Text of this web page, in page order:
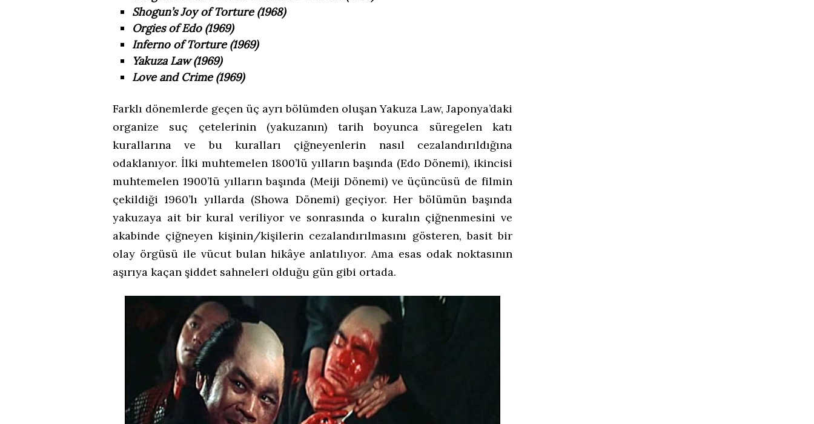
Shogun’s Joy of Torture (1968)
Orgies of Edo (1969)
Inferno of Torture (1969)
Yakuza Law (1969)
Love and Crime (1969)
Farklı dönemlerde geçen üç ayrı bölümden oluşan Yakuza Law, Japonya’daki
organize suç çetelerinin (yakuzanın) tarih boyunca süregelen katı
kurallarına ve bu kuralları çiğneyenlerin nasıl cezalandırıldığına
odaklanıyor. İlki muhtemelen 1800’lü yılların başında (Edo Dönemi), ikincisi
muhtemelen 1900’lü yılların başında (Meiji Dönemi) ve üçüncüsü de filmin
çekildiği 1960’lı yıllarda (Showa Dönemi) geçiyor. Her bölümün başında
yakuzaya ait bir kural veriliyor ve sonrasında o kuralın çiğnenmesini ve
akabinde çiğneyen kişinin/kişilerin cezalandırılmasını gösteren, basit bir
olay örgüsü ile vücut bulan hikâye anlatılıyor. Ama esas odak noktasının
aşırıya kaçan şiddet sahneleri olduğu gün gibi ortada.